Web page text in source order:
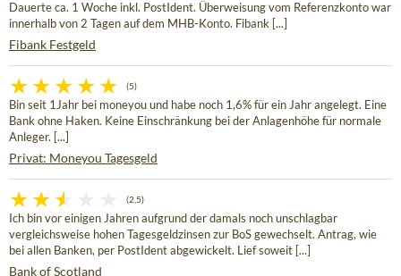
Dauerte ca. 1 Woche inkl. PostIdent. Überweisung vom Referenzkonto war
innerhalb von 2 Tagen auf dem MHB-Konto. Fibank [...]
Fibank Festgeld
(5)
Bin seit 1Jahr bei moneyou und habe noch 1,6% für ein Jahr angelegt. Eine
Bank ohne Haken. Keine Einschränkung bei der Anlagenhöhe für normale
Anleger. [...]
Privat: Moneyou Tagesgeld
(2,5)
Ich bin vor einigen Jahren aufgrund der damals noch unschlagbar
vergleichsweise hohen Tagesgeldzinsen zur BoS gewechselt. Antrag, wie
bei allen Banken, per PostIdent abgewickelt. Lief soweit [...]
Bank of Scotland